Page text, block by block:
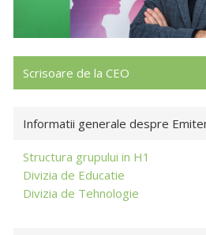
Scrisoare de la CEO
Informatii generale despre
Structura grupului in H1
Divizia de Educatie
Divizia de Tehnologie